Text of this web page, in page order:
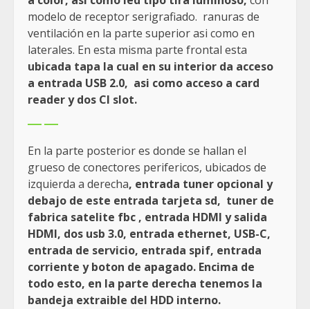
modelo de receptor serigrafiado. ranuras de
ventilación en la parte superior asi como en
laterales. En esta misma parte frontal esta
ubicada tapa la cual en su interior da acceso
a entrada USB 2.0, asi como acceso a card
reader y dos CI slot.
En la parte posterior es donde se hallan el
grueso de conectores perifericos, ubicados de
izquierda a derecha, entrada tuner opcional y
debajo de este entrada tarjeta sd, tuner de
fabrica satelite fbc , entrada HDMI y salida
HDMI, dos usb 3.0, entrada ethernet, USB-C,
entrada de servicio, entrada spif, entrada
corriente y boton de apagado. Encima de
todo esto, en la parte derecha tenemos la
bandeja extraible del HDD interno.